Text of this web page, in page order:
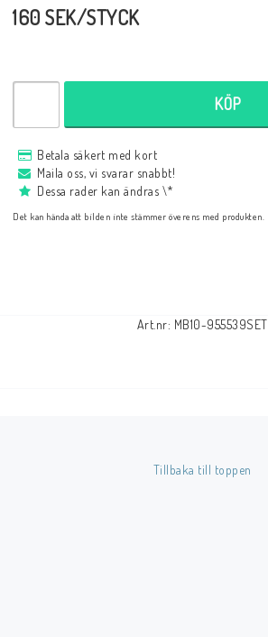
160 SEK/STYCK
KÖP
Betala säkert med kort
Maila oss, vi svarar snabbt!
Dessa rader kan ändras \*
Det kan hända att bilden inte stämmer överens med produkten.
Art.nr: MB10-955539SET
Tillbaka till toppen